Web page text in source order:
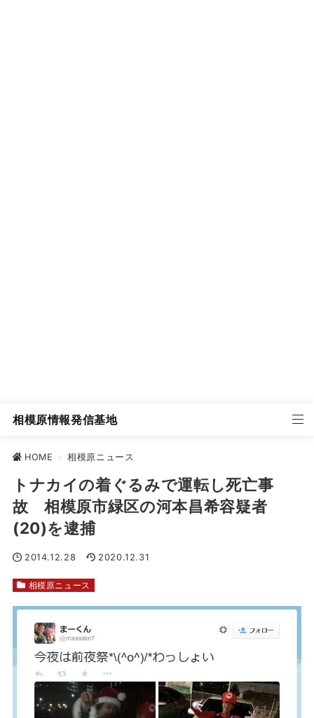
相模原情報発信基地
HOME > 相模原ニュース
トナカイの着ぐるみで運転し死亡事
故 相模原市緑区の河本昌希容疑者
(20)を逮捕
2014.12.28 2020.12.31
相模原ニュース